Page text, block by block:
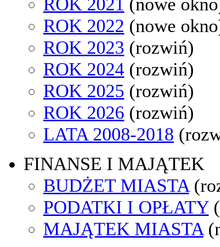
ROK 2022 (nowe
ROK 2023 (rozwiń)
ROK 2024 (rozwiń)
ROK 2025 (rozwiń)
ROK 2026 (rozwiń)
LATA 2008-2018
FINANSE I MAJĄTEK
BUDŻET MIASTA
PODATKI I OPŁATY
MAJĄTEK MIASTA